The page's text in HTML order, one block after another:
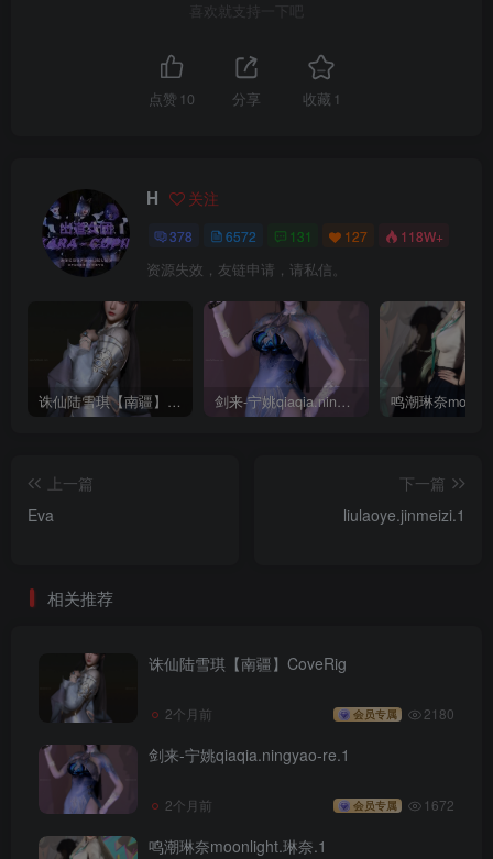
喜欢就支持一下吧
点赞 10 分享 收藏 1
H 关注
378 6572 131 127 118W+
资源失效，友链申请，请私信。
诛仙陆雪琪【南疆】CoveRig 剑来-宁姚qiaqia.ningyao-re.1
上一篇
Eva
下一篇
liulaoye.jinmeizi.1
相关推荐
诛仙陆雪琪【南疆】CoveRig
2个月前 会员专属 2180
剑来-宁姚qiaqia.ningyao-re.1
2个月前 会员专属 1672
鸣潮琳奈moonlight.琳奈.1